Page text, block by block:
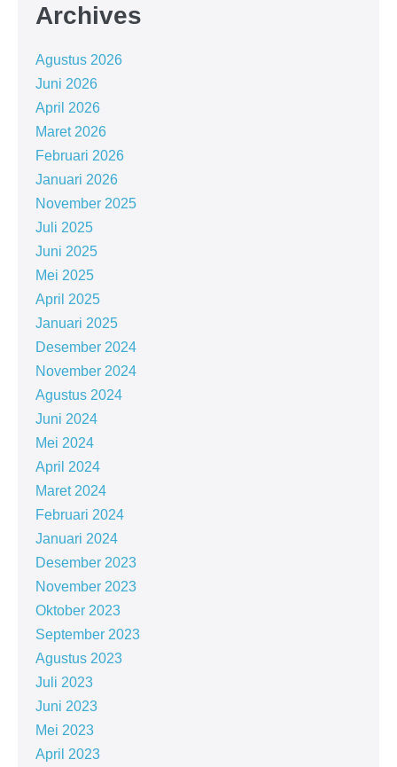
Archives
Agustus 2026
Juni 2026
April 2026
Maret 2026
Februari 2026
Januari 2026
November 2025
Juli 2025
Juni 2025
Mei 2025
April 2025
Januari 2025
Desember 2024
November 2024
Agustus 2024
Juni 2024
Mei 2024
April 2024
Maret 2024
Februari 2024
Januari 2024
Desember 2023
November 2023
Oktober 2023
September 2023
Agustus 2023
Juli 2023
Juni 2023
Mei 2023
April 2023